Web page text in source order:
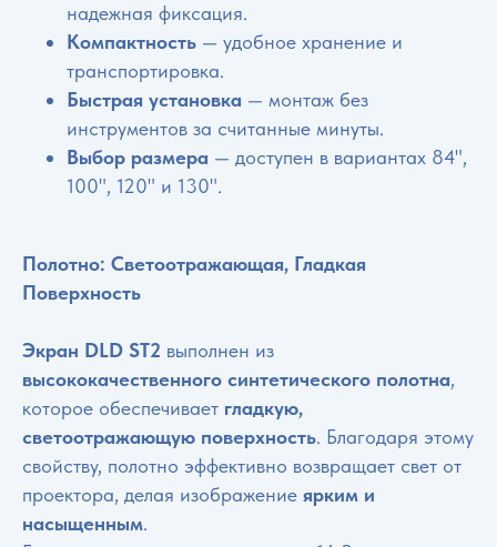
надежная фиксация.
Компактность — удобное хранение и
транспортировка.
Быстрая установка — монтаж без
инструментов за считанные минуты.
Выбор размера — доступен в вариантах 84",
100", 120" и 130".
Полотно: Светоотражающая, Гладкая
Поверхность
Экран DLD ST2 выполнен из
высококачественного синтетического полотна,
которое обеспечивает гладкую,
светоотражающую поверхность. Благодаря этому
свойству, полотно эффективно возвращает свет от
проектора, делая изображение ярким и
насыщенным.